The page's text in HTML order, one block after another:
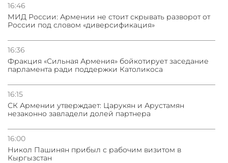
16:46
МИД России: Армении не стоит скрывать разворот от
России под словом «диверсификация»
16:36
Фракция «Сильная Армения» бойкотирует заседание
парламента ради поддержки Католикоса
16:15
СК Армении утверждает: Царукян и Арустамян
незаконно завладели долей партнера
16:00
Никол Пашинян прибыл с рабочим визитом в
Кыргызстан
31.07.2026
условии прекращения огня